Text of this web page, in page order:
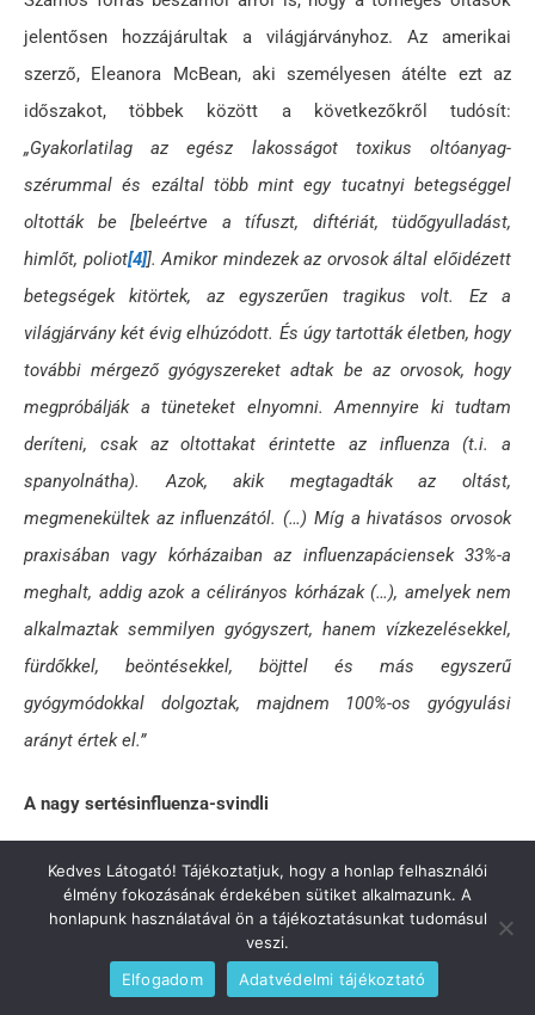
jelentősen hozzájárultak a világjárványhoz. Az amerikai
szerző, Eleanora McBean, aki személyesen átélte ezt az
időszakot, többek között a következőkről tudósít:
„Gyakorlatilag az egész lakosságot toxikus oltóanyag-
szérummal és ezáltal több mint egy tucatnyi betegséggel
oltották be [beleértve a tífuszt, diftériát, tüdőgyulladást,
himlőt, poliot[4]]. Amikor mindezek az orvosok által előidézett
betegségek kitörtek, az egyszerűen tragikus volt. Ez a
világjárvány két évig elhúzódott. És úgy tartották életben, hogy
további mérgező gyógyszereket adtak be az orvosok, hogy
megpróbálják a tüneteket elnyomni. Amennyire ki tudtam
deríteni, csak az oltottakat érintette az influenza (t.i. a
spanyolnátha). Azok, akik megtagadták az oltást,
megmenekültek az influenzától. (…) Míg a hivatásos orvosok
praxisában vagy kórházaiban az influenzapáciensek 33%-a
meghalt, addig azok a célirányos kórházak (…), amelyek nem
alkalmaztak semmilyen gyógyszert, hanem vízkezelésekkel,
fürdőkkel, beöntésekkel, böjttel és más egyszerű
gyógymódokkal dolgoztak, majdnem 100%-os gyógyulási
arányt értek el.”
A nagy sertésinfluenza-svindli
Néhány fontos tény a sertésinfluenzáról, 2009 nyaráról:
Még a hivatalos források szerint is az úgynevezett
sertésinfluenza éppoly ártalmatlan, mint egy átlagos vírusos
Kedves Látogató! Tájékoztatjuk, hogy a honlap felhasználói
élmény fokozásának érdekében sütiket alkalmazunk. A
honlapunk használatával ön a tájékoztatásunkat tudomásul
veszi.
Elfogadom
Adatvédelmi tájékoztató